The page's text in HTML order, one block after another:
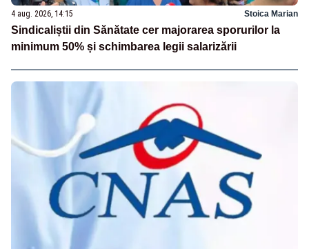
4 aug. 2026, 14:15 Stoica Marian
Sindicaliștii din Sănătate cer majorarea sporurilor la
minimum 50% și schimbarea legii salarizării